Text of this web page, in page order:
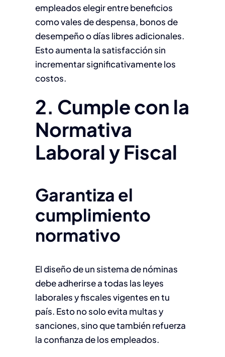
empleados elegir entre beneficios
como vales de despensa, bonos de
desempeño o días libres adicionales.
Esto aumenta la satisfacción sin
incrementar significativamente los
costos.
2. Cumple con la
Normativa
Laboral y Fiscal
Garantiza el
cumplimiento
normativo
El diseño de un sistema de nóminas
debe adherirse a todas las leyes
laborales y fiscales vigentes en tu
país. Esto no solo evita multas y
sanciones, sino que también refuerza
la confianza de los empleados.